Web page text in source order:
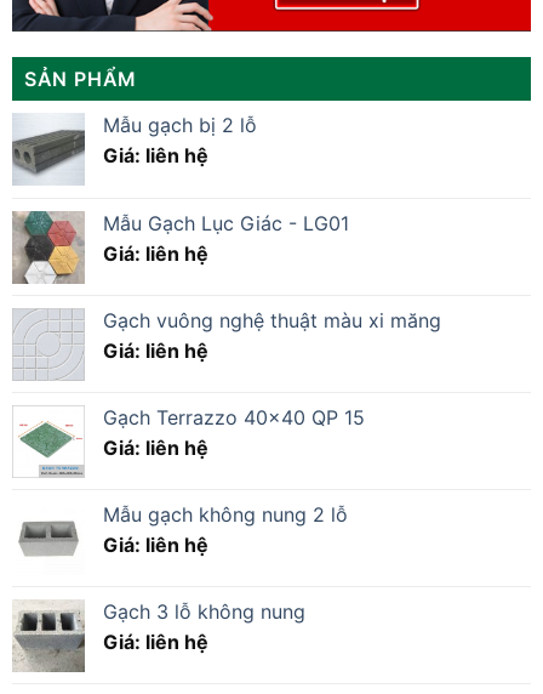
SẢN PHẨM
Mẫu gạch bị 2 lỗ
Giá: liên hệ
Mẫu Gạch Lục Giác - LG01
Giá: liên hệ
Gạch vuông nghệ thuật màu xi măng
Giá: liên hệ
Gạch Terrazzo 40×40 QP 15
Giá: liên hệ
Mẫu gạch không nung 2 lỗ
Giá: liên hệ
Gạch 3 lỗ không nung
Giá: liên hệ